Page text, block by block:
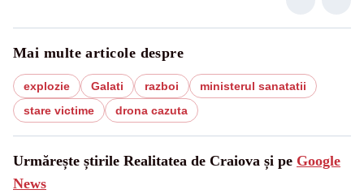
Mai multe articole despre
explozie Galati razboi
ministerul sanatatii
stare victime
drona cazuta
Urmărește știrile Realitatea de Craiova și pe Google
News